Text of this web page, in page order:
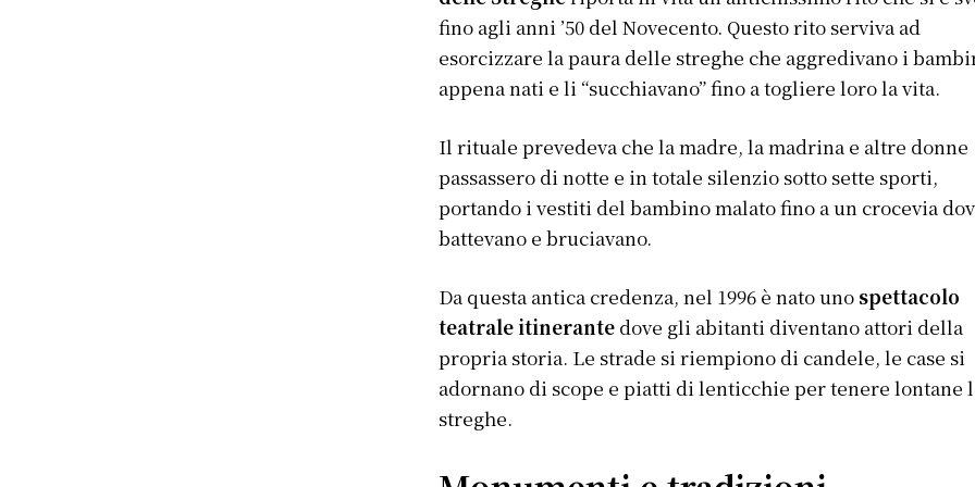
fino agli anni ’50 del Novecento. Questo rito serviva ad
esorcizzare la paura delle streghe che aggredivano i
appena nati e li “succhiavano” fino a togliere loro la vita.
Il rituale prevedeva che la madre, la madrina e altre donne
passassero di notte e in totale silenzio sotto sette sporti,
portando i vestiti del bambino malato fino a un crocevia
battevano e bruciavano.
Da questa antica credenza, nel 1996 è nato uno spettacolo
teatrale itinerante dove gli abitanti diventano attori della
propria storia. Le strade si riempiono di candele, le case si
adornano di scope e piatti di lenticchie per tenere lontane
streghe.